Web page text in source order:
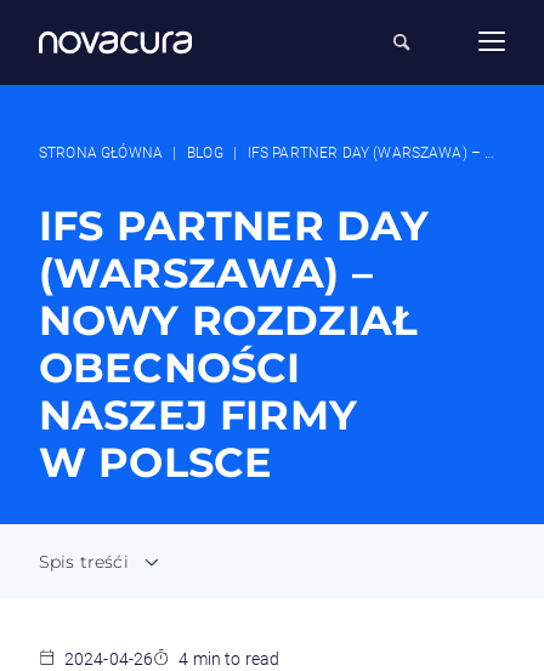
STRONA GŁÓWNA BLOG IFS PARTNER DAY (WARSZAWA) – NOWY ROZDZIAŁ OBECNOŚCI NASZEJ FIRMY W POLSCE
IFS PARTNER DAY
(WARSZAWA) –
NOWY ROZDZIAŁ
OBECNOŚCI
NASZEJ FIRMY
W POLSCE
2024-04-26 4 min to read
Spis treśći